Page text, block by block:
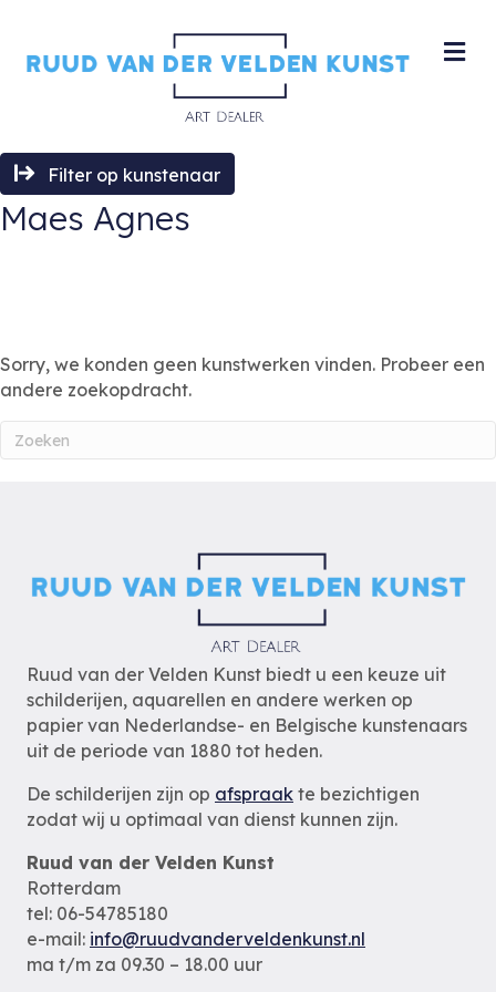
Filter op kunstenaar
Maes Agnes
Sorry, we konden geen kunstwerken vinden. Probeer een
andere zoekopdracht.
Ruud van der Velden Kunst biedt u een keuze uit
schilderijen, aquarellen en andere werken op
papier van Nederlandse- en Belgische kunstenaars
uit de periode van 1880 tot heden.
De schilderijen zijn op afspraak te bezichtigen
zodat wij u optimaal van dienst kunnen zijn.
Ruud van der Velden Kunst
Rotterdam
tel: 06-54785180
e-mail: info@ruudvanderveldenkunst.nl
ma t/m za 09.30 – 18.00 uur